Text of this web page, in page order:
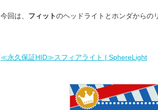
今回は、 フィットのヘッドライトとホンダからの
≪永久保証HID≫スフィアライト | SphereLight